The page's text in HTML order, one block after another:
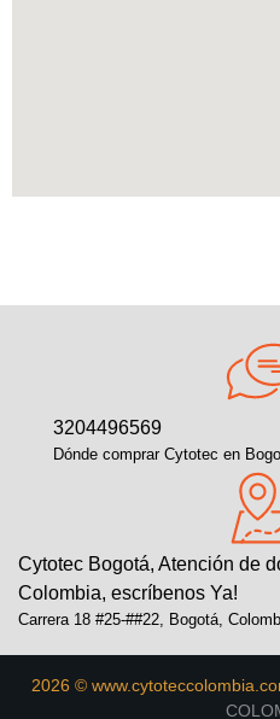
3204496569
Dónde comprar Cytotec en
Cytotec Bogotá, Atención de
Colombia, escríbenos Ya!
Carrera 18 #25-##22, Bogotá,
2026 ©